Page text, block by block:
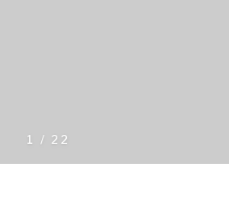
1 / 22